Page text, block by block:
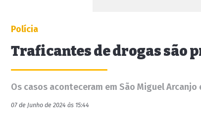
Polícia
Traficantes de drogas são
Os casos aconteceram em São Miguel Arcanjo
07 de Junho de 2024 às 15:44